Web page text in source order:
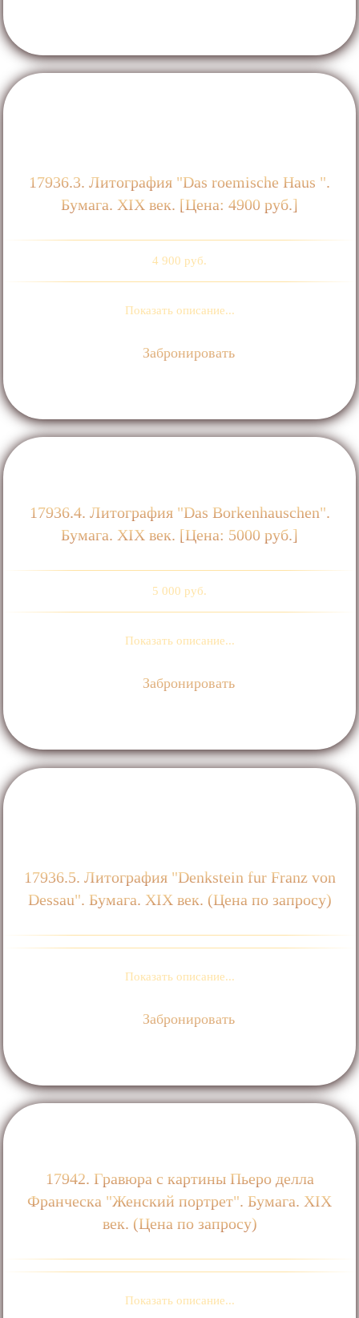
17936.3. Литография "Das roemische Нaus ".
Бумага. ХIХ век. [Цена: 4900 руб.]
4 900 руб.
Показать описание...
Забронировать
17936.4. Литография "Das Borkenhauschen".
Бумага. ХIХ век. [Цена: 5000 руб.]
5 000 руб.
Показать описание...
Забронировать
17936.5. Литография "Denkstein fur Franz von
Dessau". Бумага. ХIХ век. (Цена по запросу)
Показать описание...
Забронировать
17942. Гравюра с картины Пьеро делла
Франческа "Женский портрет". Бумага. ХIХ
век. (Цена по запросу)
Показать описание...